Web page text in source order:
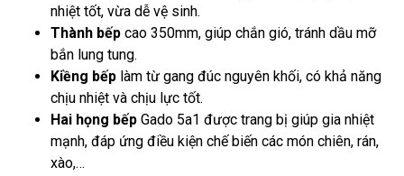
nhiệt tốt, vừa dễ vệ sinh.
Thành bếp cao 350mm, giúp chắn gió, tránh dầu mỡ
bắn lung tung.
Kiềng bếp làm từ gang đúc nguyên khối, có khả năng
chịu nhiệt và chịu lực tốt.
Hai họng bếp Gado 5a1 được trang bị giúp gia nhiệt
mạnh, đáp ứng điều kiện chế biến các món chiên, rán,
xào,…